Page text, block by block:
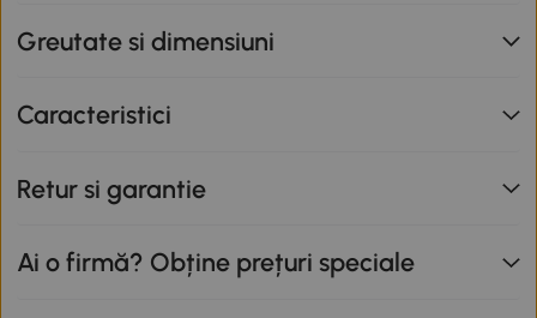
Greutate si dimensiuni
Caracteristici
Retur si garantie
Ai o firmă? Obține prețuri speciale